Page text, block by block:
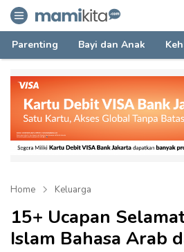
mamikita.com
Informasi Parenting untuk Mami
Parenting Bayi dan Anak
Home Keluarga
15+ Ucapan
Islam Bahasa Arab